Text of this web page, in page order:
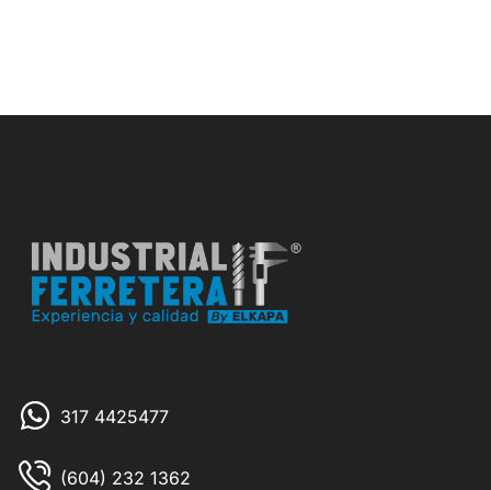
317 4425477
(604) 232 1362